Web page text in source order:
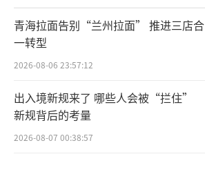
青海拉面告别“兰州拉面” 推进三店合
一转型
2026-08-06 23:57:12
出入境新规来了 哪些人会被“拦住”
新规背后的考量
2026-08-07 00:38:57